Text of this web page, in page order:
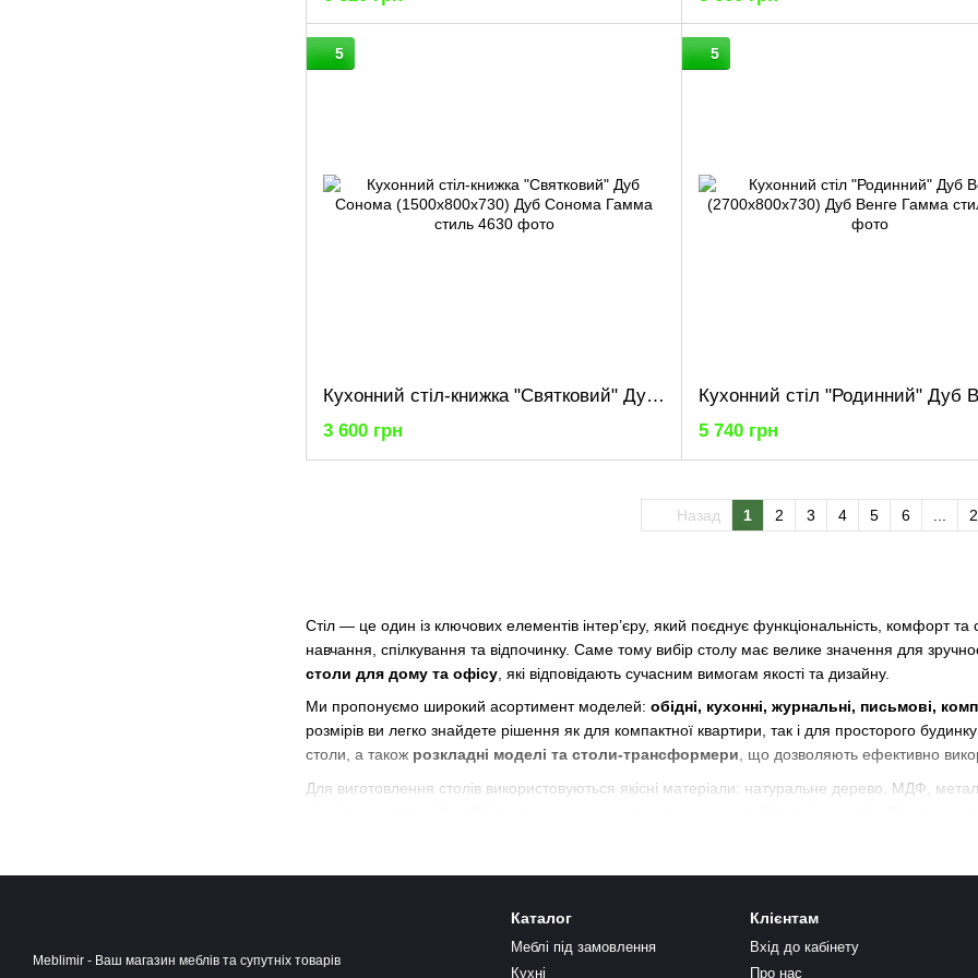
Стіл — це один із ключових елементів інтер’єру, який поєднує функціональність, комфорт
навчання, спілкування та відпочинку. Саме тому вибір столу має велике значення для
столи для дому та офісу , які відповідають сучасним вимогам якості та дизайну.
Ми пропонуємо широкий асортимент моделей: обідні, кухонні, журнальні, письмові,
розмірів ви легко знайдете рішення як для компактної квартири, так і для просторого
столи, а також розкладні моделі та столи-трансформери, що дозволяють ефективно
Для виготовлення столів використовуються якісні матеріали: натуральне дерево, МДФ,
Обираючи столи в нашому магазині, ви отримуєте поєднання практичності, естетики та
знаходьте ідеальний стіл, який стане зручним і стильним елементом вашого простору на
5
Кухонний стіл-книжка "Святковий" Дуб Сонома (1500x800x730) Дуб Сонома Гамма стиль
3 600 грн
5
5 740 грн
Назад 1 2 3 4 5 6
Meblimir - Ваш магазин меблів та супутніх товарів
Каталог
Меблі під замовлення
Кухні
Клієнтам
Вхід до кабінету
Про нас